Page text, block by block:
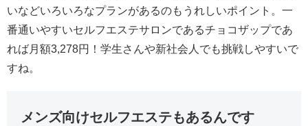
いなどいろいろなプランがあるのもうれしいポイント。一
番通いやすいセルフエステサロンであるチョコザップであ
れば月額3,278円！学生さんや新社会人でも挑戦しやすいで
すね。
メンズ向けセルフエステもあるんです